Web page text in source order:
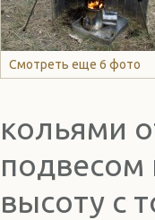
Смотреть еще 6 фото
кольями
подвесом
высоту с